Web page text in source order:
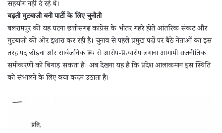
सहयोग नहीं दे रहे थे।
बढ़ती गुटबाजी बनी पार्टी के लिए चुनौती
बलरामपुर की यह घटना छत्तीसगढ़ कांग्रेस के भीतर गहरे होते आंतरिक संकट और
गुटबाजी की ओर इशारा कर रही है। चुनाव से पहले प्रमुख पदों पर बैठे नेताओं का इस
तरह पद छोड़ना और सार्वजनिक रूप से आरोप-प्रत्यारोप लगाना आगामी राजनीतिक
समीकरणों को बिगाड़ सकता है। अब देखना यह है कि प्रदेश आलाकमान इस स्थिति
को संभालने के लिए क्या कदम उठाता है।